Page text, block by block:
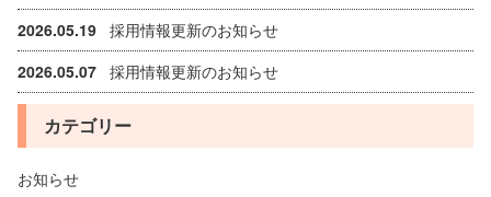
沿革
Q&A(よくある質問)
アクセス方法
2026.05.19 採用情報更新のお知らせ
2026.05.07 採用情報更新のお知らせ
カテゴリー
お知らせ